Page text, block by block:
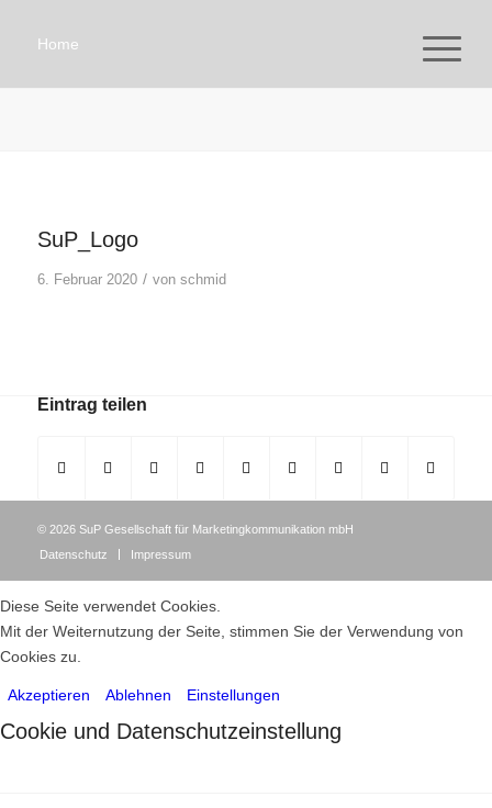
Home
SuP_Logo
6. Februar 2020 / von schmid
Eintrag teilen
© 2026SuP Gesellschaft für Marketingkommunikation mbH
Datenschutz
Impressum
Diese Seite verwendet Cookies.
Mit der Weiternutzung der Seite, stimmen Sie der Verwendung von
Cookies zu.
Akzeptieren Ablehnen Einstellungen
Cookie und Datenschutzeinstellung